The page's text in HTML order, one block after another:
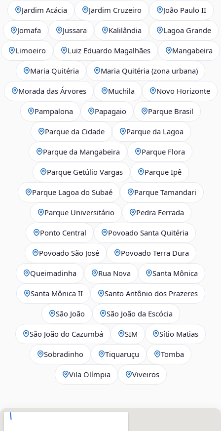
Jardim Acácia Jardim Cruzeiro João Paulo II
Jomafa Jussara Kalilândia Lagoa Grande
Limoeiro Luiz Eduardo Magalhães Mangabeira
Maria Quitéria Maria Quitéria (zona urbana)
Morada das Árvores Muchila Novo Horizonte
Pampalona Papagaio Parque Brasil
Parque da Cidade Parque da Lagoa
Parque da Mangabeira Parque Flora
Parque Getúlio Vargas Parque Ipê
Parque Lagoa do Subaé Parque Tamandari
Parque Universitário Pedra Ferrada
Ponto Central Povoado Santa Quitéria
Povoado São José Povoado Terra Dura
Queimadinha Rua Nova Santa Mônica
Santa Mônica II Santo Antônio dos Prazeres
São João São João da Escócia
São João do Cazumbá SIM Sítio Matias
Sobradinho Tiquaruçu Tomba
Vila Olímpia Viveiros